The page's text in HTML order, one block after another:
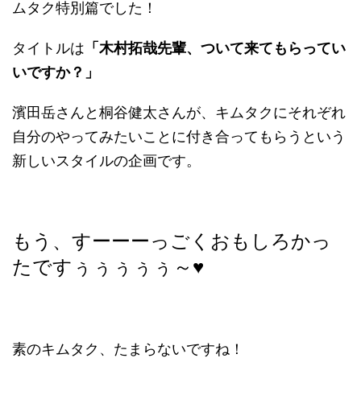
ムタク特別篇でした！
タイトルは 「木村拓哉先輩、ついて来てもらってい
いですか？」
濱田岳さんと桐谷健太さんが、キムタクにそれぞれ
自分のやってみたいことに付き合ってもらうという
新しいスタイルの企画です。
もう、すーーーっごくおもしろかっ
たですぅぅぅぅぅ～♥
素のキムタク、たまらないですね！